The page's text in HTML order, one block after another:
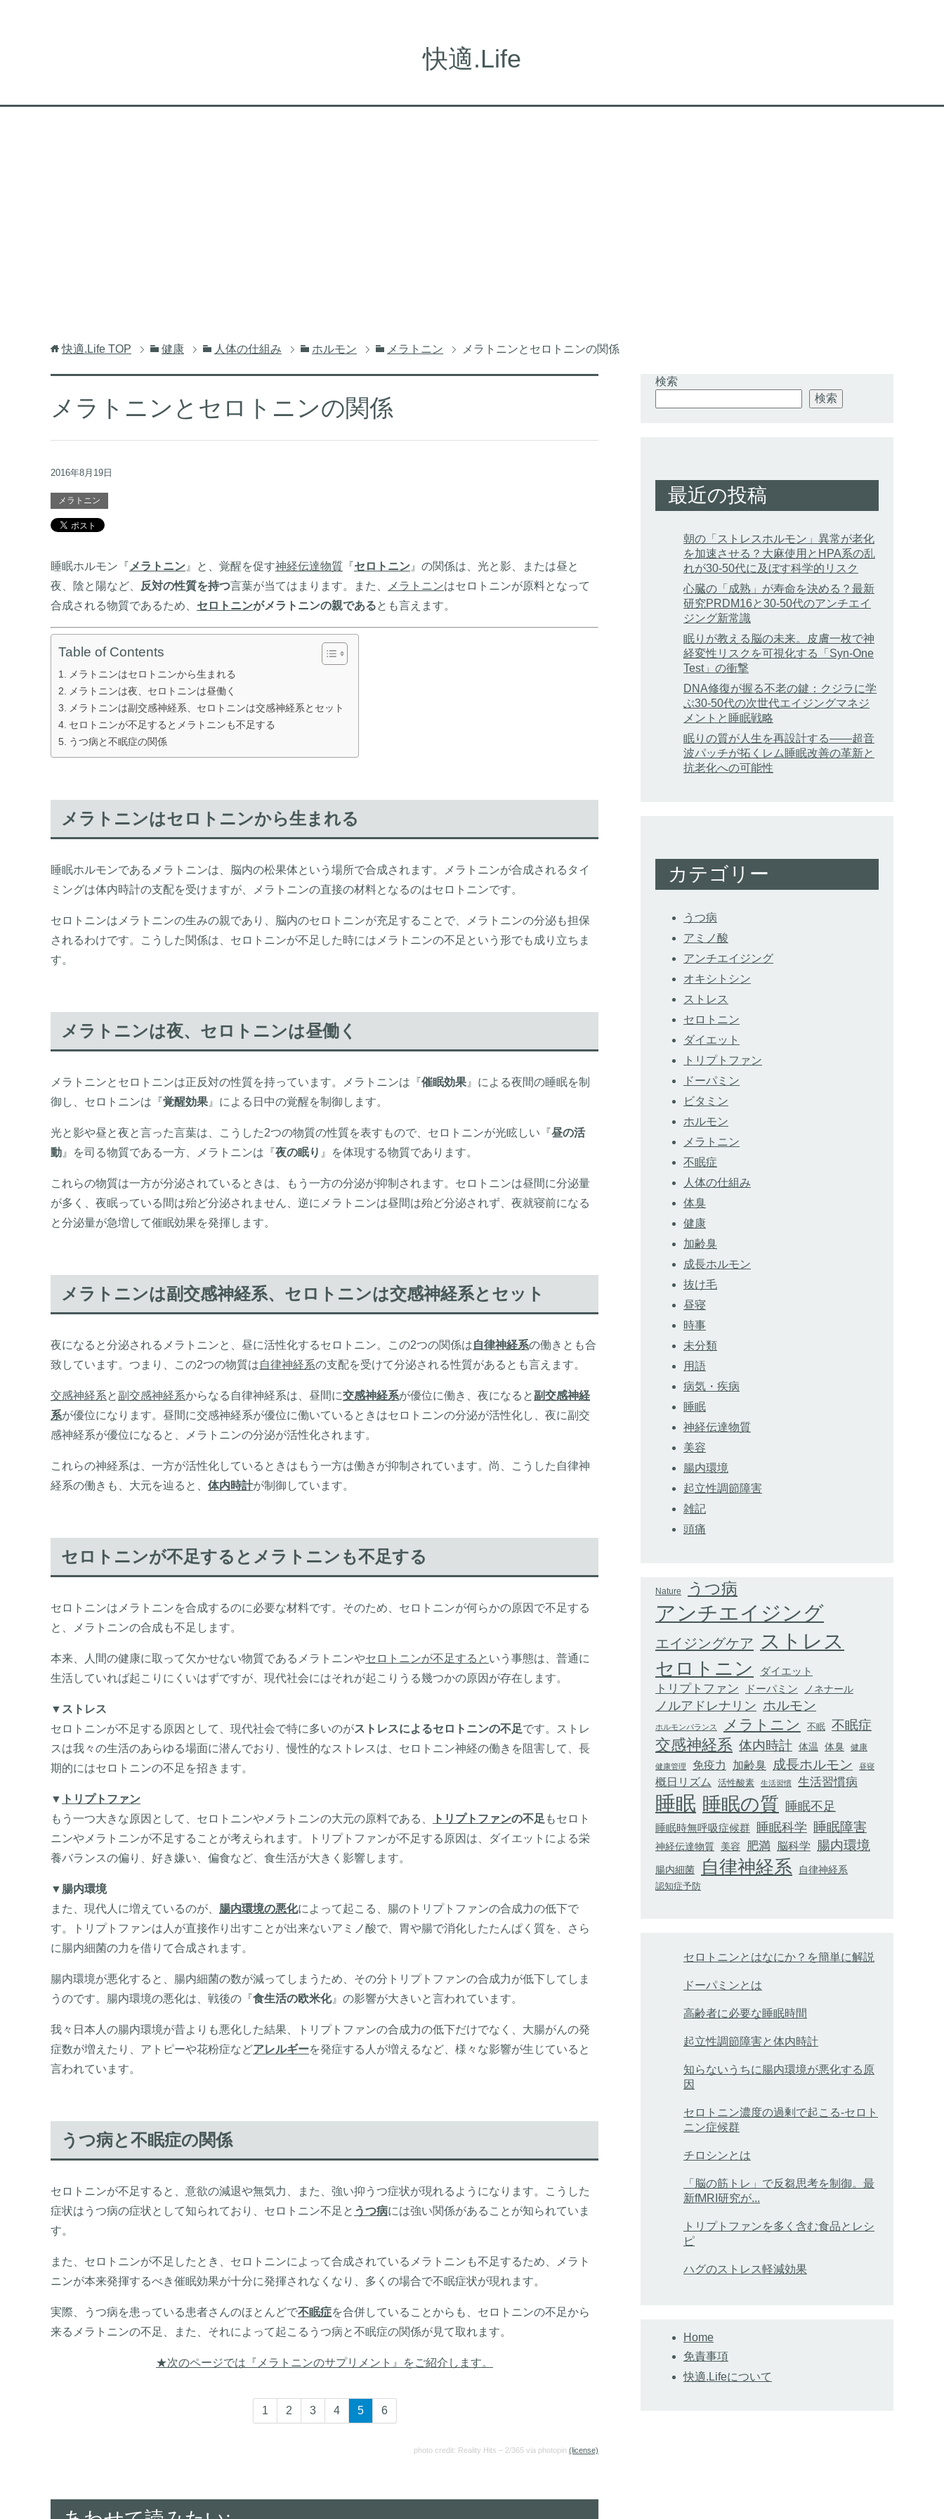
快適.Life
快適.Life TOP 健康 人体の仕組み ホルモン メラトニン メラトニンとセロトニンの関係
メラトニンとセロトニンの関係
2016年8月19日
メラトニン
睡眠ホルモン『 メラトニン 』と、覚醒を促す神経伝達物質 『セロトニン 』の関係は、光と影、または昼と
夜、陰と陽など、
反対の性質を持つ言葉が当てはまります。また、 メラトニンはセロトニンが原料となって
合成される物質であるため、 セロトニンがメラトニンの親であるとも言えます。
Table of Contents
メラトニンはセロトニンから生まれる
メラトニンは夜、セロトニンは昼働く
メラトニンは副交感神経系、セロトニンは交感神経系とセット
セロトニンが不足するとメラトニンも不足する
うつ病と不眠症の関係
メラトニンはセロトニンから生まれる
睡眠ホルモンであるメラトニンは、脳内の松果体という場所で合成されます。メラトニンが合成されるタイ
ミングは体内時計の支配を受けますが、メラトニンの直接の材料となるのはセロトニンです。
セロトニンはメラトニンの生みの親であり、脳内のセロトニンが充足することで、メラトニンの分泌も担保
されるわけです。こうした関係は、セロトニンが不足した時にはメラトニンの不足という形でも成り立ちま
す。
メラトニンは夜、セロトニンは昼働く
メラトニンとセロトニンは正反対の性質を持っています。メラトニンは『催眠効果 』による夜間の睡眠を制
御し、セロトニンは『覚醒効果 』による日中の覚醒を制御します。
光と影や昼と夜と言った言葉は、こうした2つの物質の性質を表すもので、セロトニンが光眩しい『昼の活
動 』を司る物質である一方、メラトニンは『夜の眠り 』を体現する物質であります。
これらの物質は一方が分泌されているときは、もう一方の分泌が抑制されます。セロトニンは昼間に分泌量
が多く、夜眠っている間は殆ど分泌されません、逆にメラトニンは昼間は殆ど分泌されず、夜就寝前になる
と分泌量が急増して催眠効果を発揮します。
メラトニンは副交感神経系、セロトニンは交感神経系とセット
夜になると分泌されるメラトニンと、昼に活性化するセロトニン。この2つの関係は自律神経系の働きとも合
致しています。つまり、この2つの物質は自律神経系の支配を受けて分泌される性質があるとも言えます。
交感神経系と副交感神経系からなる自律神経系は、昼間に交感神経系が優位に働き、夜になると副交感神経
系が優位になります。昼間に交感神経系が優位に働いているときはセロトニンの分泌が活性化し、夜に副交
感神経系が優位になると、メラトニンの分泌が活性化されます。
これらの神経系は、一方が活性化しているときはもう一方は働きが抑制されています。尚、こうした自律神
経系の働きも、大元を辿ると、 体内時計が制御しています。
セロトニンが不足するとメラトニンも不足する
セロトニンはメラトニンを合成するのに必要な材料です。そのため、セロトニンが何らかの原因で不足する
と、メラトニンの合成も不足します。
本来、人間の健康に取って欠かせない物質であるメラトニンやセロトニンが不足すると いう事態は、普通に
生活していれば起こりにくいはずですが、現代社会にはそれが起こりうる幾つかの原因が存在します。
▼ ストレス
セロトニンが不足する原因として、現代社会で特に多いのがストレスによるセロトニンの不足です。ストレ
スは我々の生活のあらゆる場面に潜んでおり、慢性的なストレスは、セロトニン神経の働きを阻害して、長
期的にはセロトニンの不足を招きます。
▼ トリプトファン
もう一つ大きな原因として、セロトニンやメラトニンの大元の原料である、
トリプトファンの不足 もセロト
ニンやメラトニンが不足することが考えられます。トリプトファンが不足する原因は、ダイエットによる栄
養バランスの偏り、好き嫌い、偏食など、食生活が大きく影響します。
▼ 腸内環境
また、現代人に増えているのが、 腸内環境の悪化によって起こる、腸のトリプトファンの合成力の低下で
す。トリプトファンは人が直接作り出すことが出来ないアミノ酸で、胃や腸で消化したたんぱく質を、さら
に腸内細菌の力を借りて合成されます。
腸内環境が悪化すると、腸内細菌の数が減ってしまうため、その分トリプトファンの合成力が低下してしま
うのです。腸内環境の悪化は、戦後の『食生活の欧米化』の影響が大きいと言われています。
我々日本人の腸内環境が昔よりも悪化した結果、トリプトファンの合成力の低下だけでなく、大腸がんの発
症数が増えたり、アトピーや花粉症などアレルギーを発症する人が増えるなど、様々な影響が生じていると
言われています。
うつ病と不眠症の関係
セロトニンが不足すると、意欲の減退や無気力、また、強い抑うつ症状が現れるようになります。こうした
症状はうつ病の症状として知られており、セロトニン不足と うつ病には強い関係があることが知られていま
す。
また、セロトニンが不足したとき、セロトニンによって合成されているメラトニンも不足するため、メラト
ニンが本来発揮するべき催眠効果が十分に発揮されなくなり、多くの場合で不眠症状が現れます。
実際、うつ病を患っている患者さんのほとんどで不眠症を合併していることからも、セロトニンの不足から
来るメラトニンの不足、また、それによって起こるうつ病と不眠症の関係が見て取れます。
★次のページでは『メラトニンのサプリメント』をご紹介します。
1 2 3 4 5 6
photo credit: Reality Hits – 2/365 via photopin (license)
検索
検索
最近の投稿
朝の「ストレスホルモン」異常が老化
を加速させる？大麻使用とHPA系の乱
れが30-50代に及ぼす科学的リスク
心臓の「成熟」が寿命を決める？最新
研究PRDM16と30-50代のアンチエイ
ジング新常識
眠りが教える脳の未来。皮膚一枚で神
経変性リスクを可視化する「Syn-One
Test」の衝撃
DNA修復が握る不老の鍵：クジラに学
ぶ30-50代の次世代エイジングマネジ
メントと睡眠戦略
眠りの質が人生を再設計する——超音
波パッチが拓くレム睡眠改善の革新と
抗老化への可能性
カテゴリー
うつ病
アミノ酸
アンチエイジング
オキシトシン
ストレス
セロトニン
ダイエット
トリプトファン
ドーパミン
ビタミン
ホルモン
メラトニン
不眠症
人体の仕組み
体臭
健康
加齢臭
成長ホルモン
抜け毛
昼寝
時事
未分類
用語
病気・疾病
睡眠
神経伝達物質
美容
腸内環境
起立性調節障害
雑記
頭痛
Nature うつ病
アンチエイジング
エイジングケア ストレス
セロトニン ダイエット
トリプトファン ドーパミン ノネナール
ノルアドレナリン ホルモン
ホルモンバランス メラトニン 不眠 不眠症
交感神経系 体内時計 体温 体臭 健康
健康管理 免疫力 加齢臭 成長ホルモン 昼寝
概日リズム 活性酸素 生活習慣 生活習慣病
睡眠 睡眠の質 睡眠不足
睡眠時無呼吸症候群 睡眠科学 睡眠障害
神経伝達物質 美容 肥満 脳科学 腸内環境
腸内細菌 自律神経系
自律神経系
認知症予防
セロトニンとはなにか？を簡単に解説
ドーパミンとは
高齢者に必要な睡眠時間
起立性調節障害と体内時計
知らないうちに腸内環境が悪化する原
因
セロトニン濃度の過剰で起こる-セロト
ニン症候群
チロシンとは
「脳の筋トレ」で反芻思考を制御。最
新fMRI研究が...
トリプトファンを多く含む食品とレシ
ピ
ハグのストレス軽減効果
Home
免責事項
快適.Lifeについて